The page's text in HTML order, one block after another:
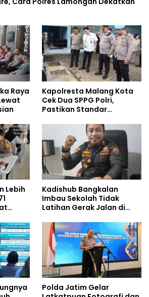
Raya
Kapolresta Malang Kota
Cek Dua SPPG Polri,
Pastikan Standar
Pengelolaan Limbah
Berjalan Optimal
Lebih
Kadishub Bangkalan
Imbau Sekolah Tidak
Latihan Gerak Jalan di
Polda Jatim Gelar